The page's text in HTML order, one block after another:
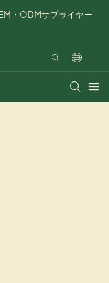
・ODMサプライヤー